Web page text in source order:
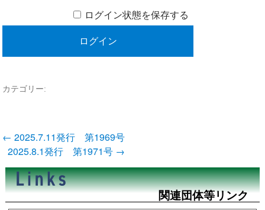
ログイン状態を保存する
カテゴリー:
投
稿
ナ
ビ
ゲ
ー
シ
← 2025.7.11発行 第1969号
2025.8.1発行 第1971号 →
関連団体等リンク